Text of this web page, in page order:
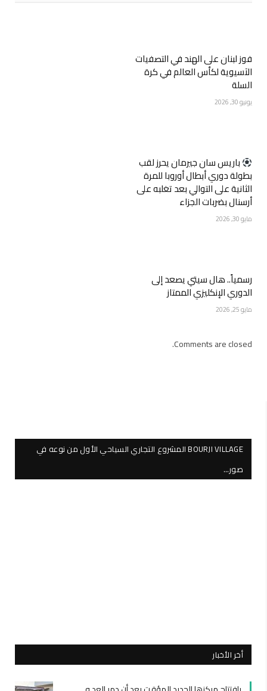
فوز لبنان على الهند في التصفيات
الآسيوية لكأس العالم في كرة
السلة
يونيو 30, 2026
‏باريس سان جيرمان يحرز لقب
بطولة دوري أبطال أوروبا للمرة
الثانية على التوالي بعد تغلبه على
أرسنال بضربات الجزاء
مايو 30, 2026
رسمياً.. هال سيتي يصعد إلى
الدوري الإنكليزي الممتاز
مايو 25, 2026
Comments are closed.
BOURJI VILLAGE المشروع التجاري السياحي الأول من نوعه في
صور…
أخر الأخبار